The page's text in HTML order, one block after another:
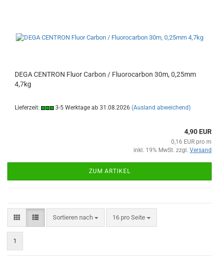
DEGA CENTRON Fluor Carbon / Fluorocarbon 30m, 0,25mm
4,7kg
Lieferzeit: 3-5 Werktage ab 31.08.2026 (Ausland abweichend)
4,90 EUR
0,16 EUR pro m
inkl. 19% MwSt. zzgl. Versand
ZUM ARTIKEL
Sortieren nach
Sortieren nach 16 pro Seite
pro Seite
1